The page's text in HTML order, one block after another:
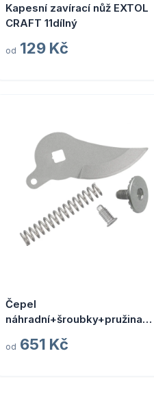
Kapesní zavírací nůž EXTOL
CRAFT 11dílný
od 129 Kč
Čepel
náhradní+šroubky+pružina
1026279 09966
od 651 Kč